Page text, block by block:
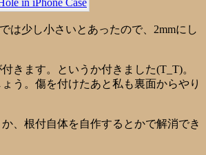
は少し小さいとあったので、2mmにし
きます。というか付きました(T_T)。
う。傷を付けたあと私も裏面からやり
、根付自体を自作するとかで解消でき